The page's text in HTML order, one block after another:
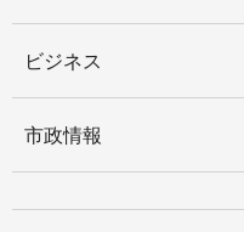
ビジネス
市政情報